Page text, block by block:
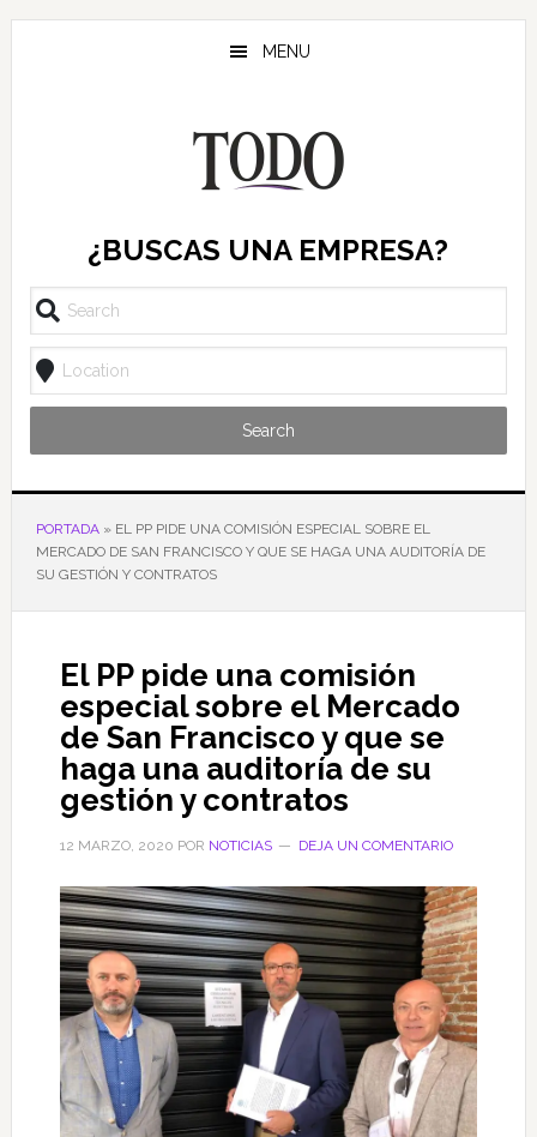
Saltar
Saltar
Saltar
MENU
¿BUSCAS UNA EMPRESA?
Search
PORTADA» EL PP PIDE UNA COMISIÓN ESPECIAL SOBRE EL
MERCADO DE SAN FRANCISCO Y QUE SE HAGA UNA AUDITORÍA DE
SU GESTIÓN Y CONTRATOS
El PP pide una comisión
especial sobre el Mercado
de San Francisco y que se
haga una auditoría de su
gestión y contratos
12 MARZO, 2020 POR NOTICIAS DEJA UN COMENTARIO